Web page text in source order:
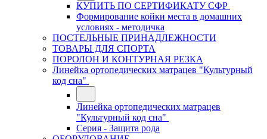
КУПИТЬ ПО СЕРТИФИКАТУ СФР
Формирование койки места в домашних
условиях - методичка
ПОСТЕЛЬНЫЕ ПРИНАДЛЕЖНОСТИ
ТОВАРЫ ДЛЯ СПОРТА
ПОРОЛОН И КОНТУРНАЯ РЕЗКА
Линейка ортопедических матрацев "Культурный
код сна"
Линейка ортопедических матрацев
"Культурный код сна"
Серия - Защита рода